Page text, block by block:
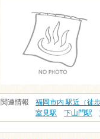
関連情報 福岡市内 駅近（徒
室見駅
下山門駅